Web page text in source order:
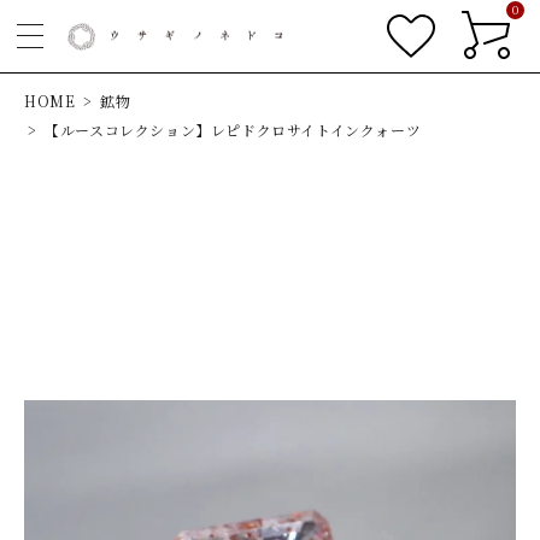
0
HOME
鉱物
【ルースコレクション】レピドクロサイトインクォーツ